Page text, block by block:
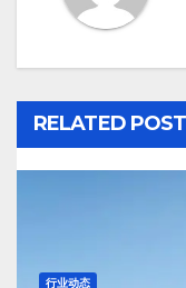
RELATED POST
行业动态